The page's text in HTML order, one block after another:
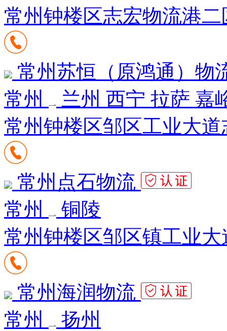
常州钟楼区志宏物流港二
常州苏恒（原鸿通）物
常州
兰州 西宁 拉萨 嘉
常州钟楼区邹区工业大
常州点石物流
常州
铜陵
常州钟楼区邹区镇工业
常州海润物流
常州
扬州